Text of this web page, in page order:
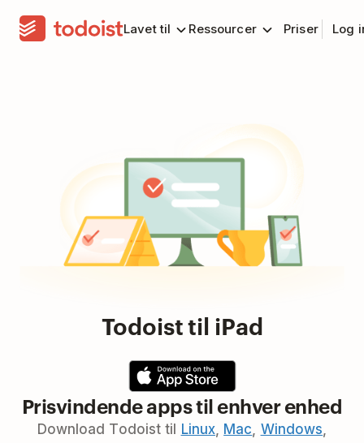
Lavet til Ressourcer Priser Log
Todoist til iPad
Prisvindende apps til enhver enhed
Download Todoist til Linux, Mac Windows